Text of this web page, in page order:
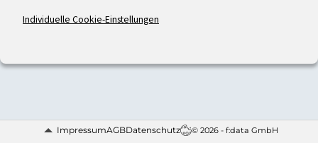
ImpressumAGBDatenschutz © 2026 - f:data GmbH
Individuelle Cookie-Einstellungen